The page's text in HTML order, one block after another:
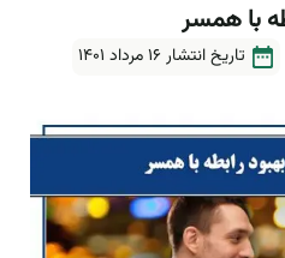
با همسر
تاریخ انتشار 16 مرداد 1401